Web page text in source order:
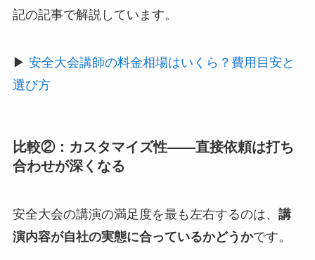
記の記事で解説しています。
▶ 安全大会講師の料金相場はいくら？費用目安と
選び方
比較②：カスタマイズ性——直接依頼は打ち
合わせが深くなる
安全大会の講演の満足度を最も左右するのは、 講
演内容が自社の実態に合っているかどうかです。